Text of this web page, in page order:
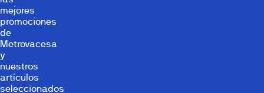
mejores
promociones
de
Metrovacesa
y
nuestros
artículos
seleccionados